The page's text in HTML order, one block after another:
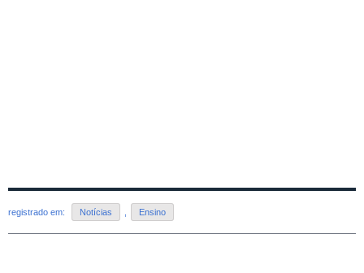
registrado em: Notícias Ensino